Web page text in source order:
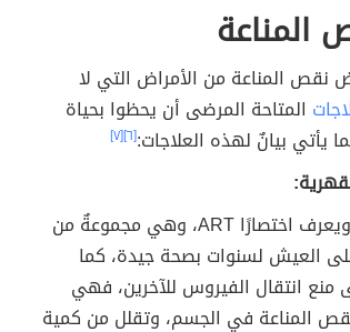
المناعة من الأمراض التي لا
المتاحة المرضى أن يحظوا بحياة
يأتي بيانٌ لهذه العلاجات:[٦] [٧]
(Antiretroviral therapy) ويعرف اختصارًا ART، وهي مجموعةٌ من
العيش لسنوات بصحة جيدة، كما
انتقال الفيروس للآخرين، فهي
المناعة في الجسم، وتقلل من كمية